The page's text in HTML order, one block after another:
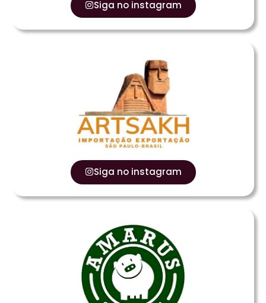
Siga no instagram
Siga no instagram